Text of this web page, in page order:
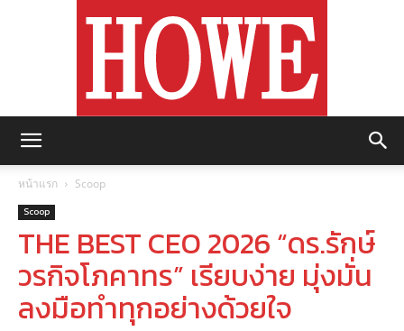
หน้าแรก Scoop
Scoop
THE BEST CEO 2026 “ดร.รักษ์
วรกิจโภคาทร” เรียบง่าย มุ่งมั่น
ลงมือทำทุกอย่างด้วยใจ